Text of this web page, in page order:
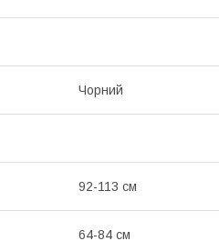
Чорний
92-113 см
64-84 см